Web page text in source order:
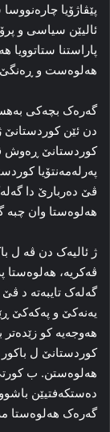
پێڤاژۆیا
ئالیێن سیاسی و
پاراستنا
هه‌لوه‌ست و ڕه‌نگێ
گه‌ره‌ک بچه‌کی
دن ئێن
کوردستانێ ڕه‌وش
پەرلەمەنتۆیا
ڤێ ده‌ربارێ دا
هه‌لوه‌ستا وان چبه‌
ژ ئالیه‌ک دن ڤه‌ ل
ڤه‌کریه‌، هه‌لوه‌ستا
گه‌له‌ک تایبه‌ته‌ د
یەنەکێ و پەکەکێ
هه‌وجه‌یه‌ کو
کوردستانێ ل
هه‌لوه‌ستن. ب
ده‌ستکه‌فتیێن
گه‌ره‌ک هه‌لوه‌ستا